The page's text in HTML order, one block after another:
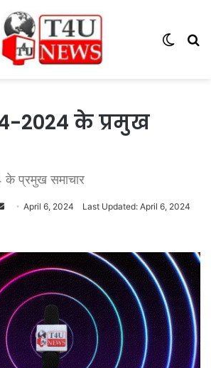
Switch
2024 के प्रमुख
प्रमुख समाचार
d
a
n
e
m
a
i
April 6, 2024 Last Updated: April 6, 2024